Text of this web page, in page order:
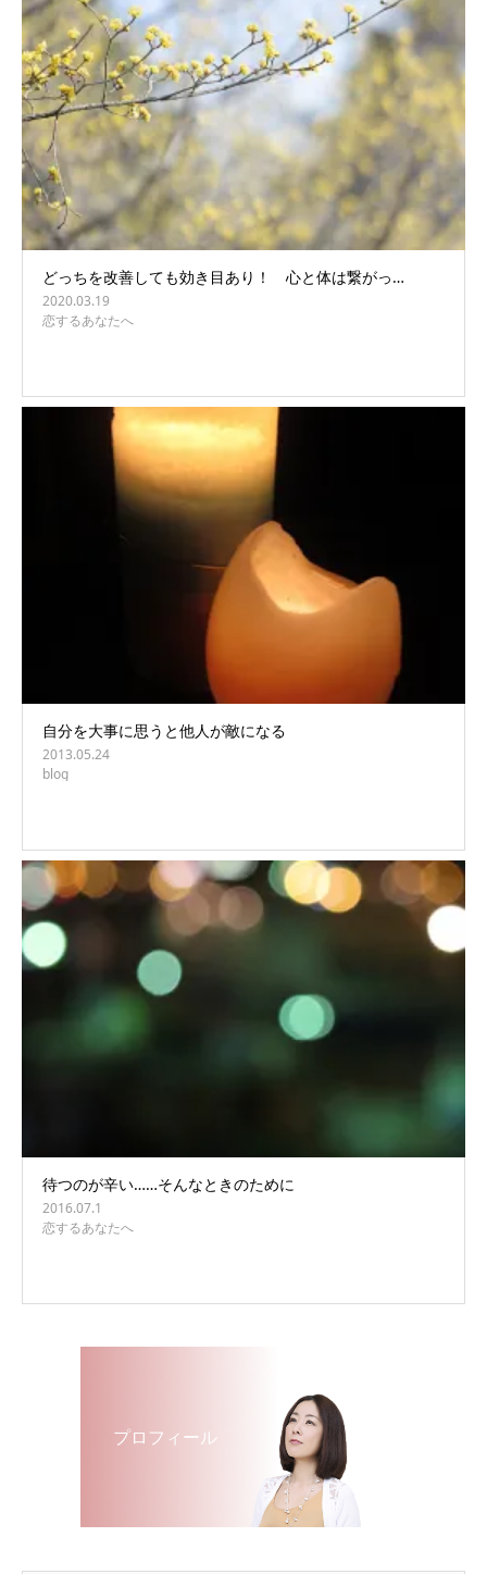
どっちを改善しても効き目あり！ 心と体は繋がっ…
2020.03.19
恋するあなたへ
自分を大事に思うと他人が敵になる
2013.05.24
blog
待つのが辛い……そんなときのために
2016.07.1
恋するあなたへ
プロフィール